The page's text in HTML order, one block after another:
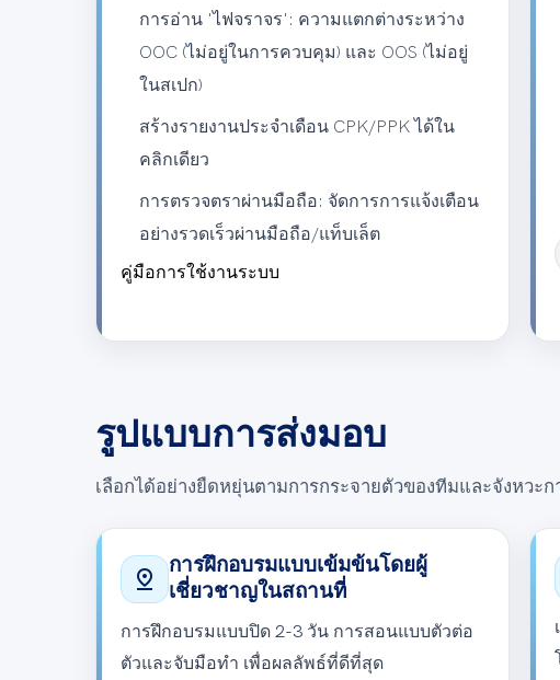
การอ่าน 'ไฟจราจร': ความแตกต่างระหว่าง
OOC (ไม่อยู่ในการควบคุม) และ OOS (ไม่อยู่
ในสเปก)
สร้างรายงานประจำเดือน CPK/PPK ได้ใน
คลิกเดียว
การตรวจตราผ่านมือถือ: จัดการการแจ้งเตือน
อย่างรวดเร็วผ่านมือถือ/แท็บเล็ต
คู่มือการใช้งานระบบ
รูปแบบการส่งมอบ
เลือกได้อย่างยืดหยุ่นตามการกระจายตัวของทีมและจังหวะ
pin_drop
การฝึกอบรมแบบเข้มข้นโดยผู้
เชี่ยวชาญในสถานที่
การฝึกอบรมแบบปิด 2-3 วัน การสอนแบบตัวต่อ
ตัวและจับมือทำ เพื่อผลลัพธ์ที่ดีที่สุด